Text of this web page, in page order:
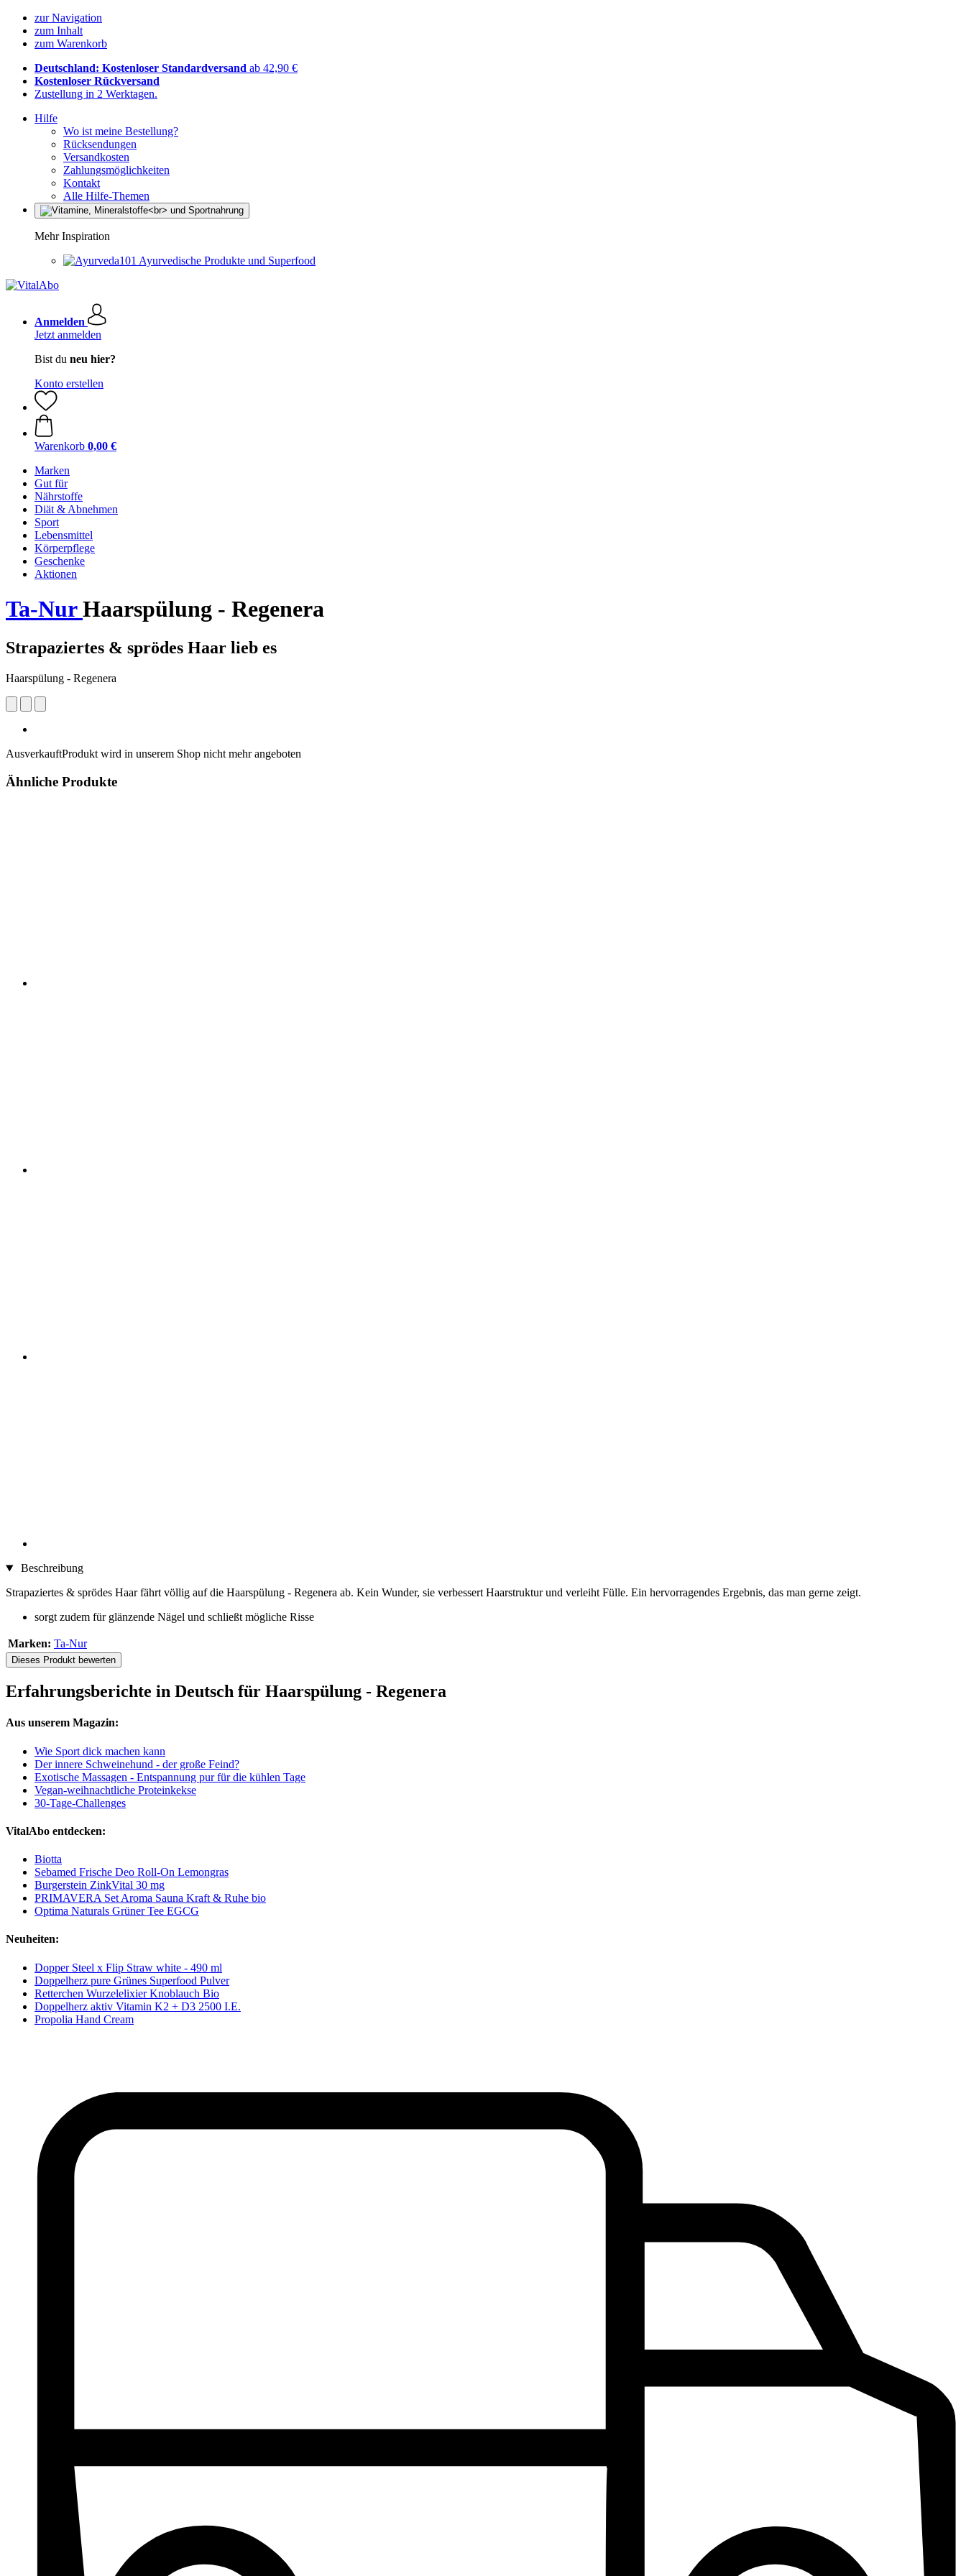
zur Navigation
zum Inhalt
zum Warenkorb
Deutschland: Kostenloser Standardversand ab 42,90 €
Kostenloser Rückversand
Zustellung in 2 Werktagen.
Hilfe
Wo ist meine Bestellung?
Rücksendungen
Versandkosten
Zahlungsmöglichkeiten
Kontakt
Alle Hilfe-Themen
Mehr Inspiration
Ayurvedische Produkte und Superfood
Anmelden
Jetzt anmelden
Bist du neu hier?
Konto erstellen
Warenkorb 0,00 €
Marken
Gut für
Nährstoffe
Diät & Abnehmen
Sport
Lebensmittel
Körperpflege
Geschenke
Aktionen
Ta-NurHaarspülung - Regenera
Strapaziertes & sprödes Haar lieb es
Haarspülung - Regenera
AusverkauftProdukt wird in unserem Shop nicht mehr angeboten
Ähnliche Produkte
Beschreibung
Strapaziertes & sprödes Haar fährt völlig auf die Haarspülung - Regenera ab. Kein Wunder, sie verbessert Haarstruktur und verleiht Fülle. Ein hervorragendes Ergebnis, das man gerne zeigt.
sorgt zudem für glänzende Nägel und schließt mögliche Risse
Marken: Ta-Nur
Dieses Produkt bewerten
Erfahrungsberichte in Deutsch für Haarspülung - Regenera
Aus unserem Magazin:
Wie Sport dick machen kann
Der innere Schweinehund - der große Feind?
Exotische Massagen - Entspannung pur für die kühlen Tage
Vegan-weihnachtliche Proteinkekse
30-Tage-Challenges
VitalAbo entdecken:
Biotta
Sebamed Frische Deo Roll-On Lemongras
Burgerstein ZinkVital 30 mg
PRIMAVERA Set Aroma Sauna Kraft & Ruhe bio
Optima Naturals Grüner Tee EGCG
Neuheiten:
Dopper Steel x Flip Straw white - 490 ml
Doppelherz pure Grünes Superfood Pulver
Retterchen Wurzelelixier Knoblauch Bio
Doppelherz aktiv Vitamin K2 + D3 2500 I.E.
Propolia Hand Cream